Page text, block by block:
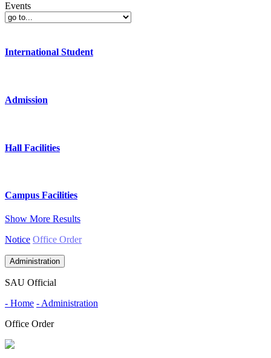
Events
International Student
Admission
Hall Facilities
Campus Facilities
Show More Results
Notice Office Order
Administration
SAU Official
- Home - Administration
Office Order